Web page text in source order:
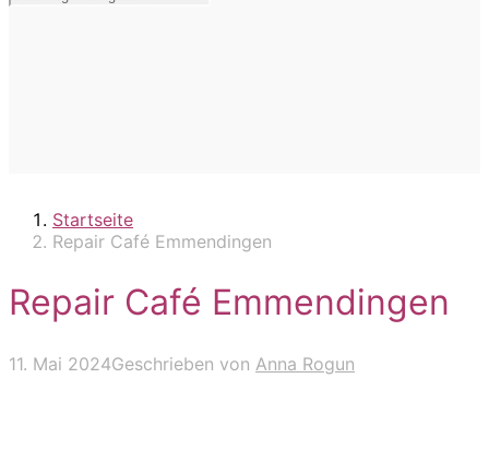
Startseite
Repair Café Emmendingen
Repair Café Emmendingen
11. Mai 2024Geschrieben von Anna Rogun